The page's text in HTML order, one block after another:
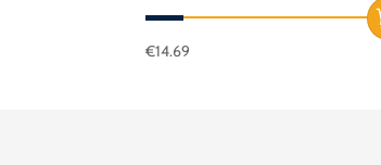
€14.69